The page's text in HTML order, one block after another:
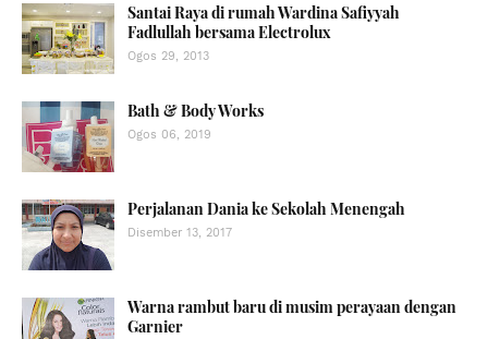
Santai Raya di rumah Wardina Safiyyah
Fadlullah bersama Electrolux
Ogos 29, 2013
Bath & Body Works
Ogos 06, 2019
Perjalanan Dania ke Sekolah Menengah
Disember 13, 2017
Warna rambut baru di musim perayaan dengan
Garnier